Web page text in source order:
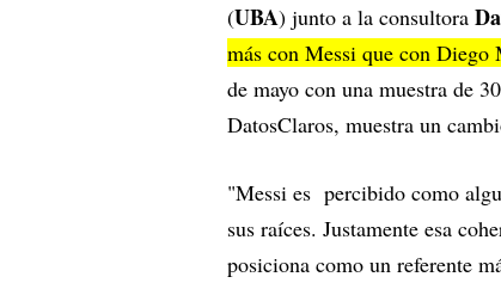
(UBA) junto a la consultora
más con Messi que con Diego
de mayo con una muestra de
DatosClaros, muestra un
"Messi es percibido como
sus raíces. Justamente esa
posiciona como un referente